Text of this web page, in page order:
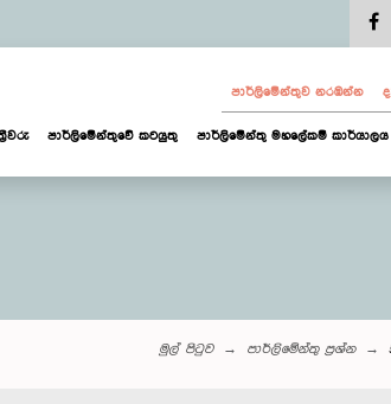
පාර්ලි‌මේන්තුව නරඹන්න
පාර්ලිමේන්තුවේ කටයුතු පාර්ලිමේන්තු මහලේකම් කාර්යාලය
මුල් පිටුව පාර්ලි‌මේන්තු‌ ප්‍රශ්න